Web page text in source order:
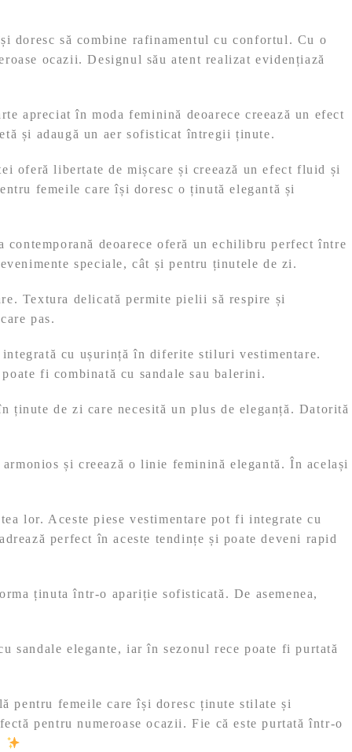
doresc să combine rafinamentul cu confortul. Cu o
ocazii. Designul său atent realizat evidențiază
apreciat în moda feminină deoarece creează un efect
și adaugă un aer sofisticat întregii ținute.
oferă libertate de mișcare și creează un efect fluid și
femeile care își doresc o ținută elegantă și
deoarece oferă un echilibru perfect între
speciale, cât și pentru ținutele de zi.
Textura delicată permite pielii să respire și
pas.
cu ușurință în diferite stiluri vestimentare.
fi combinată cu sandale sau balerini.
de zi care necesită un plus de eleganță. Datorită
și creează o linie feminină elegantă. În același
lor. Aceste piese vestimentare pot fi integrate cu
perfect în aceste tendințe și poate deveni rapid
ținuta într-o apariție sofisticată. De asemenea,
sandale elegante, iar în sezonul rece poate fi purtată
pentru femeile care își doresc ținute stilate și
pentru numeroase ocazii. Fie că este purtată într-o